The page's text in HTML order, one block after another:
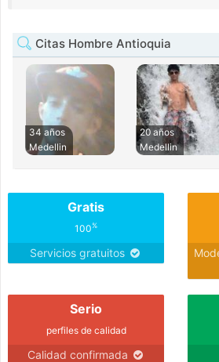
Citas Hombre Antioquia
34 años
Medellin
20 años
Medellin
Gratis
100%
Servicios gratuitos
Serio
perfiles de calidad
Calidad confirmada